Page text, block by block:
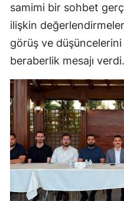
samimi bir sohbet
ilişkin
görüş ve
beraberlik mesajı verdi.